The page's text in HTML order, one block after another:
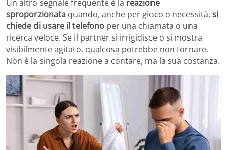
Un altro segnale frequente è la reazione
sproporzionata quando, anche per gioco o necessità, si
chiede di usare il telefono per una chiamata o una
ricerca veloce. Se il partner si irrigidisce o si mostra
visibilmente agitato, qualcosa potrebbe non tornare.
Non è la singola reazione a contare, ma la sua costanza.